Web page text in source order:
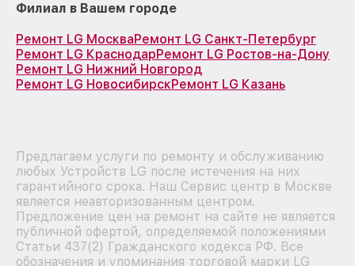
Филиал в Вашем городе
Ремонт LG МоскваРемонт LG Санкт-Петербург
Ремонт LG КраснодарРемонт LG Ростов-на-Дону
Ремонт LG Нижний Новгород
Ремонт LG НовосибирскРемонт LG Казань
Предлагаем услуги по ремонту и обслуживанию
любых Устройств LG после истечения на них
гарантийного срока. Наш Сервис центр в Москве
является неавторизованным центром.
Предложение цен на ремонт на сайте не является
публичной офертой, определяемой положениями
Статьи 437(2) Гражданского кодекса РФ. Все
обозначения и упоминания торговой марки LG